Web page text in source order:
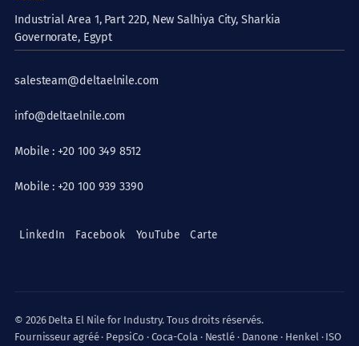
Industrial Area 1, Part 22D, New Salhiya City, Sharkia
Governorate, Egypt
salesteam@deltaelnile.com
info@deltaelnile.com
Mobile : +20 100 349 8512
Mobile : +20 100 939 3390
LinkedIn Facebook YouTube Carte
© 2026 Delta El Nile for Industry. Tous droits réservés.
Fournisseur agréé · PepsiCo · Coca-Cola · Nestlé · Danone · Henkel · ISO